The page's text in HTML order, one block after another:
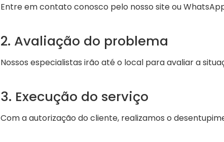
Entre em contato conosco pelo nosso site ou
2. Avaliação do problema
Nossos especialistas irão até o local para avaliar a
3. Execução do serviço
Com a autorização do cliente, realizamos o